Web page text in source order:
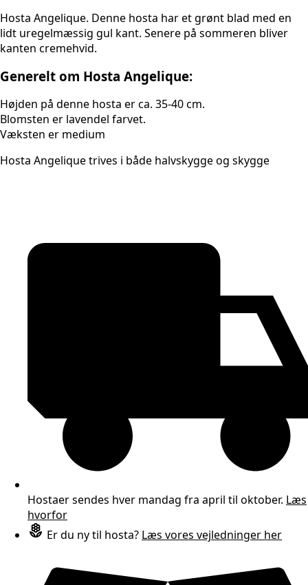
Hosta Angelique. Denne hosta har et grønt blad med en
lidt uregelmæssig gul kant. Senere på sommeren bliver
kanten cremehvid.
Generelt om Hosta Angelique:
Højden på denne hosta er ca. 35-40 cm.
Blomsten er lavendel farvet.
Væksten er medium
Hosta Angelique trives i både halvskygge og skygge
Hostaer sendes hver mandag fra april til oktober. Læs
hvorfor
Er du ny til hosta? Læs vores vejledninger her